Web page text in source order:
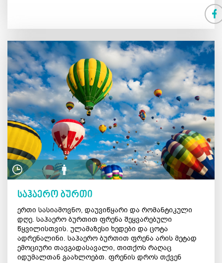
საჰაერო ბურთი
ერთი სასიამოვნო, დაუვიწყარი და რომანტიკული
დღე. საჰაერო ბურთით ფრენა შეყვარებული
წყვილისთვის. ულამაზესი ხედები და ცოტა
ადრენალინი. საჰაერო ბურთით ფრენა არის მეტად
ემოციური თავგადასავალი, თითქოს რაღაც
იდუმალთან გაახლოებთ. ფრენის დროს თქვენ